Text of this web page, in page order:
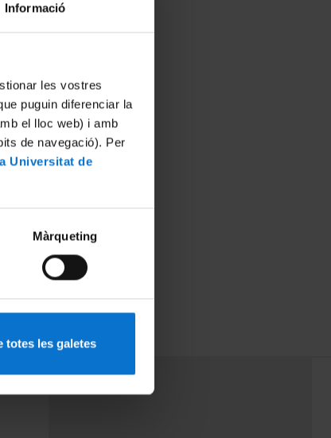
Informació
les vostres
puguin diferenciar la
el lloc web) i amb
de navegació). Per
Universitat de
Màrqueting
totes les galetes
PEU 3